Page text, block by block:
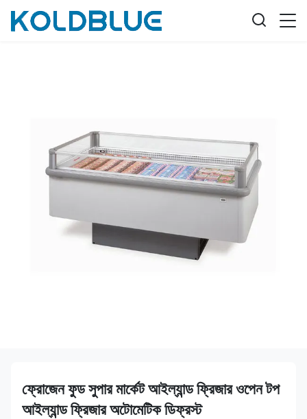
ফ্রোজেন ফুড সুপার মার্কেট আইল্যান্ড ফ্রিজার ওপেন টপ
আইল্যান্ড ফ্রিজার অটোমেটিক ডিফ্রস্ট